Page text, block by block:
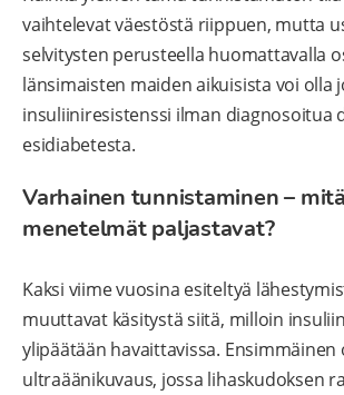
vaihtelevat väestöstä riippuen, mutta
selvitysten perusteella huomattavalla
länsimaisten maiden aikuisista voi olla
insuliiniresistenssi ilman diagnosoitua
esidiabetesta.
Varhainen tunnistaminen –
menetelmät paljastavat?
Kaksi viime vuosina esiteltyä
muuttavat käsitystä siitä, milloin
ylipäätään havaittavissa. Ensimmäinen
ultraäänikuvaus, jossa lihaskudoksen